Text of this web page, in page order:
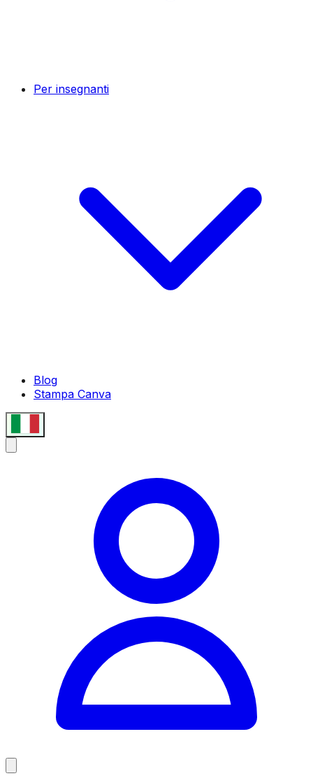
Per insegnanti
Blog
Stampa Canva